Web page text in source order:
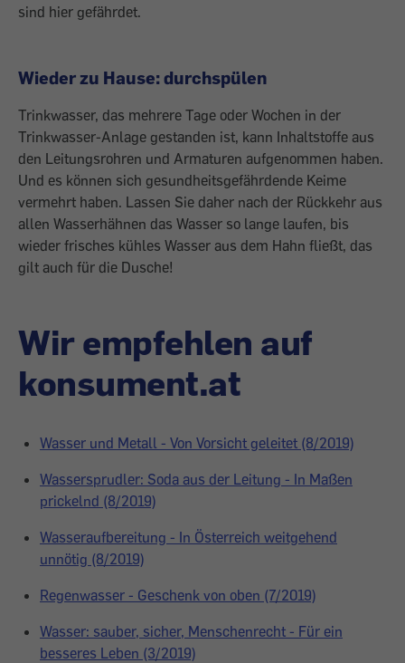
sind hier gefährdet.
Wieder zu Hause: durchspülen
Trinkwasser, das mehrere Tage oder Wochen in der
Trinkwasser-Anlage gestanden ist, kann Inhaltstoffe aus
den Leitungsrohren und Armaturen aufgenommen haben.
Und es können sich gesundheitsgefährdende Keime
vermehrt haben. Lassen Sie daher nach der Rückkehr aus
allen Wasserhähnen das Wasser so lange laufen, bis
wieder frisches kühles Wasser aus dem Hahn fließt, das
gilt auch für die Dusche!
Wir empfehlen auf
konsument.at
Wasser und Metall - Von Vorsicht geleitet (8/2019)
Wassersprudler: Soda aus der Leitung - In Maßen
prickelnd (8/2019)
Wasseraufbereitung - In Österreich weitgehend
unnötig (8/2019)
Regenwasser - Geschenk von oben (7/2019)
Wasser: sauber, sicher, Menschenrecht - Für ein
besseres Leben (3/2019)